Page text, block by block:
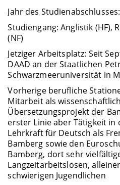
Jahr des
Studiengang: Anglistik (HF),
(NF)
Jetziger Arbeitsplatz: Seit
DAAD an der Staatlichen
Schwarzmeeruniversität in
Vorherige berufliche
Mitarbeit als
Übersetzungsprojekt der
erster Linie aber Tätigkeit in
Lehrkraft für Deutsch als
Bamberg sowie den
Bamberg, dort sehr
Langzeitarbeitslosen,
schwierigen Jugendlichen